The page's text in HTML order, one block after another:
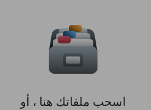
اسحب ملفاتك هنا ، أو